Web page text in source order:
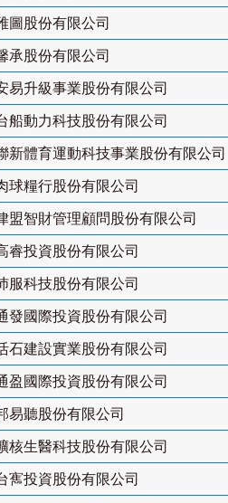
圖股份有限公司
承股份有限公司
易升級事業股份有限公司
船動力科技股份有限公司
新體育運動科技事業股份有限公司
球糧行股份有限公司
盟智財管理顧問股份有限公司
睿投資股份有限公司
服科技股份有限公司
發國際投資股份有限公司
石建設實業股份有限公司
盈國際投資股份有限公司
易聽股份有限公司
核生醫科技股份有限公司
寯投資股份有限公司